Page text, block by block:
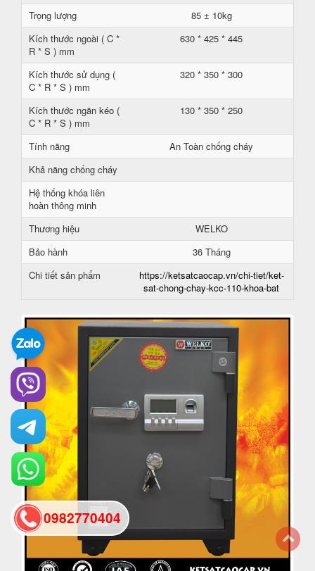
Trọng lượng
85 ± 10kg
Kích thước ngoài ( C *
R * S ) mm
630 * 425 * 445
Kích thước sử dụng (
C * R * S ) mm
320 * 350 * 300
Kích thước ngăn kéo (
C * R * S ) mm
130 * 350 * 250
Tính năng
An Toàn chống cháy
Khả năng chống cháy
Hệ thống khóa liên
hoàn thông minh
Thương hiệu
WELKO
Bảo hành
36 Tháng
Chi tiết sản phẩm
https://ketsatcaocap.vn/chi-tiet/ket-
sat-chong-chay-kcc-110-khoa-bat
0982770404
back